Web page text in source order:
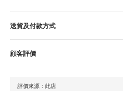
送貨及付款方式
顧客評價